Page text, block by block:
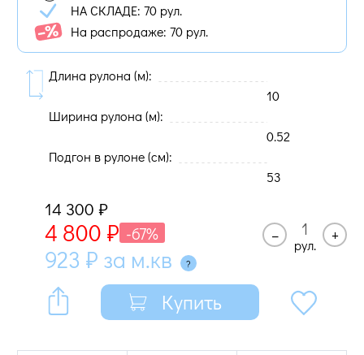
НА СКЛАДЕ: 70 рул.
На распродаже: 70 рул.
Длина рулона (м):
10
Ширина рулона (м):
0.52
Подгон в рулоне (cм):
53
14 300 ₽
4 800 ₽ -67%
923 ₽ за м.кв
–
рул.
+
Купить